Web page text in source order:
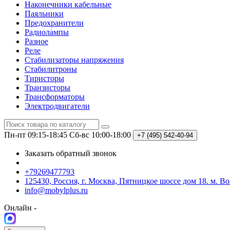
Наконечники кабельные
Паяльники
Предохранители
Радиолампы
Разное
Реле
Стабилизаторы напряжения
Стабилитроны
Тиристоры
Транзисторы
Трансформаторы
Электродвигатели
Пн-пт 09:15-18:45 Сб-вс 10:00-18:00 +7 (495) 542-40-94
Заказать обратный звонок
+79269477793
125430, Россия, г. Москва, Пятницкое шоссе дом 18. м.
info@mobylplus.ru
Онлайн -